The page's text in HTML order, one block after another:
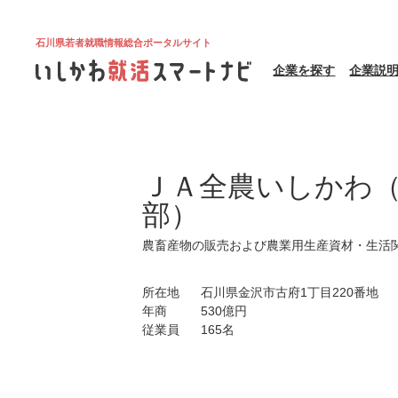
石川県若者就職情報総合ポータルサイト
企業を探す 企業説
ＪＡ全農いしかわ
部）
農畜産物の販売および農業用生産資材・生活
所在地
石川県金沢市古府1丁目220番地
年商
530億円
従業員
165名